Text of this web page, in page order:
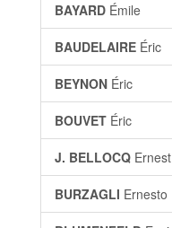
BAYARD Émile
BAUDELAIRE Éric
BEYNON Éric
BOUVET Éric
J. BELLOCQ Ernest
BURZAGLI Ernesto